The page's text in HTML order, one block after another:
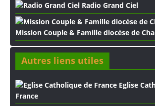
Radio Grand Ciel
Mission Couple & Famille diocèse de
Autres liens utiles
Eglise
France